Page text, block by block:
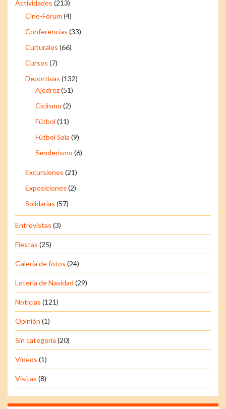
Actividades (213)
Cine-Fórum (4)
Conferencias (33)
Culturales (66)
Cursos (7)
Deportivas (132)
Ajedrez(51)
Ciclismo (2)
Fútbol (11)
Fútbol Sala (9)
Senderismo (6)
Excursiones (21)
Exposiciones (2)
Solidarias (57)
Entrevistas (3)
Fiestas (25)
Galería de fotos (24)
Lotería de Navidad (29)
Noticias (121)
Opinión (1)
Sin categoría (20)
Vídeos (1)
Visitas (8)